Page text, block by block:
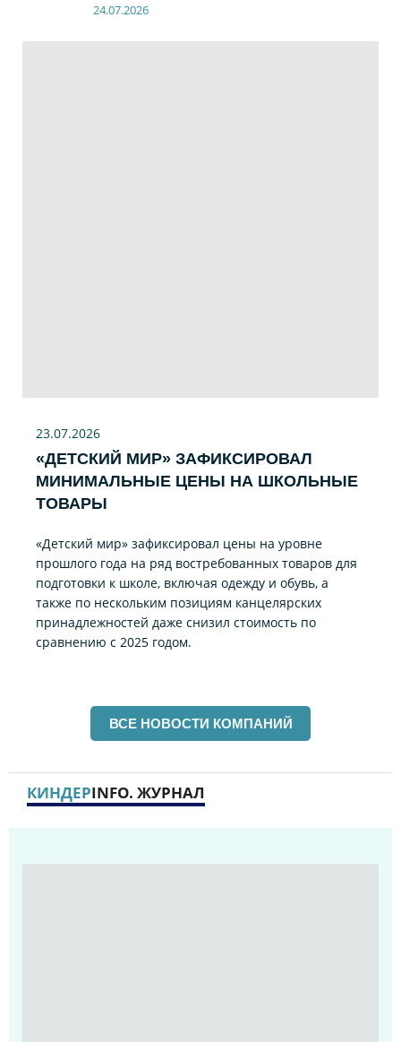
24.07.2026
23.07.2026
«ДЕТСКИЙ МИР» ЗАФИКСИРОВАЛ
МИНИМАЛЬНЫЕ ЦЕНЫ НА ШКОЛЬНЫЕ
ТОВАРЫ
«Детский мир» зафиксировал цены на уровне
прошлого года на ряд востребованных товаров для
подготовки к школе, включая одежду и обувь, а
также по нескольким позициям канцелярских
принадлежностей даже снизил стоимость по
сравнению с 2025 годом.
ВСЕ НОВОСТИ КОМПАНИЙ
КИНДЕРINFO. ЖУРНАЛ